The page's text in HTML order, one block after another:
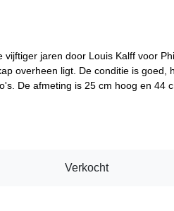
jaren door Louis Kalff voor
overheen ligt. De conditie is goed,
De afmeting is 25 cm hoog en 44
Verkocht